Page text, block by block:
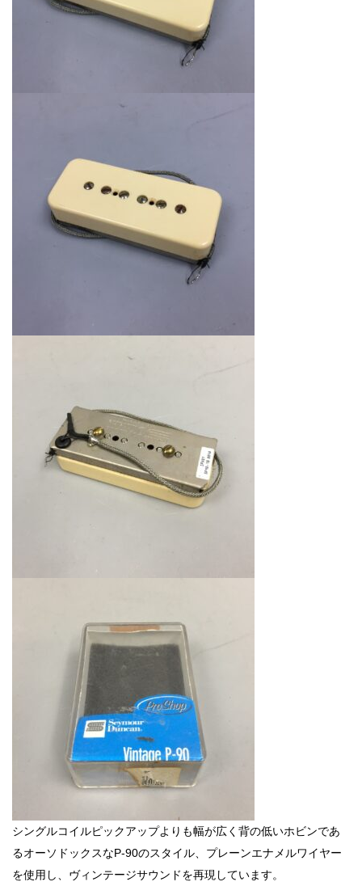
シングルコイルピックアップよりも幅が広く背の低いホビンであ
るオーソドックスなP-90のスタイル、プレーンエナメルワイヤー
を使用し、ヴィンテージサウンドを再現しています。